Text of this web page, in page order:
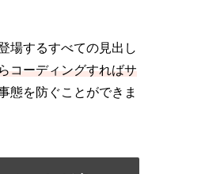
場するすべての見出し
コーディングすればサ
態を防ぐことができま